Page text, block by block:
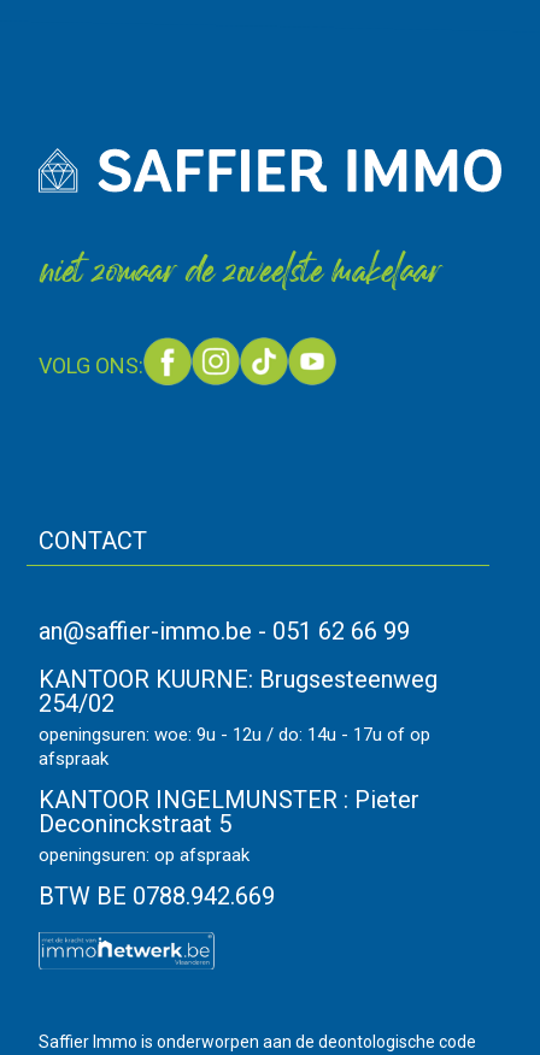
niet zomaar de zoveelste makelaar
VOLG ONS:
CONTACT
an@saffier-immo.be - 051 62 66 99
KANTOOR KUURNE: Brugsesteenweg
254/02
openingsuren: woe: 9u - 12u / do: 14u - 17u of op
afspraak
KANTOOR INGELMUNSTER : Pieter
Deconinckstraat 5
openingsuren: op afspraak
BTW BE 0788.942.669
Saffier Immo is onderworpen aan de deontologische code